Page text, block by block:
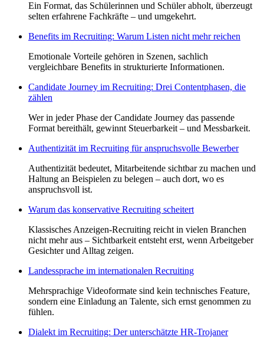
Ein Format, das Schülerinnen und Schüler abholt, überzeugt
selten erfahrene Fachkräfte – und umgekehrt.
Benefits im Recruiting: Warum Listen nicht mehr reichen
Emotionale Vorteile gehören in Szenen, sachlich
vergleichbare Benefits in strukturierte Informationen.
Candidate Journey im Recruiting: Drei Contentphasen, die
zählen
Wer in jeder Phase der Candidate Journey das passende
Format bereithält, gewinnt Steuerbarkeit – und Messbarkeit.
Authentizität im Recruiting für anspruchsvolle Bewerber
Authentizität bedeutet, Mitarbeitende sichtbar zu machen und
Haltung an Beispielen zu belegen – auch dort, wo es
anspruchsvoll ist.
Warum das konservative Recruiting scheitert
Klassisches Anzeigen-Recruiting reicht in vielen Branchen
nicht mehr aus – Sichtbarkeit entsteht erst, wenn Arbeitgeber
Gesichter und Alltag zeigen.
Landessprache im internationalen Recruiting
Mehrsprachige Videoformate sind kein technisches Feature,
sondern eine Einladung an Talente, sich ernst genommen zu
fühlen.
Dialekt im Recruiting: Der unterschätzte HR-Trojaner